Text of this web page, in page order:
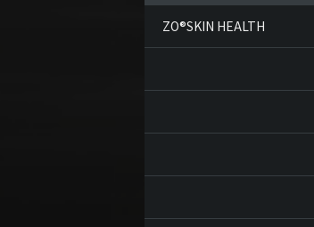
ZO®SKIN HEALTH